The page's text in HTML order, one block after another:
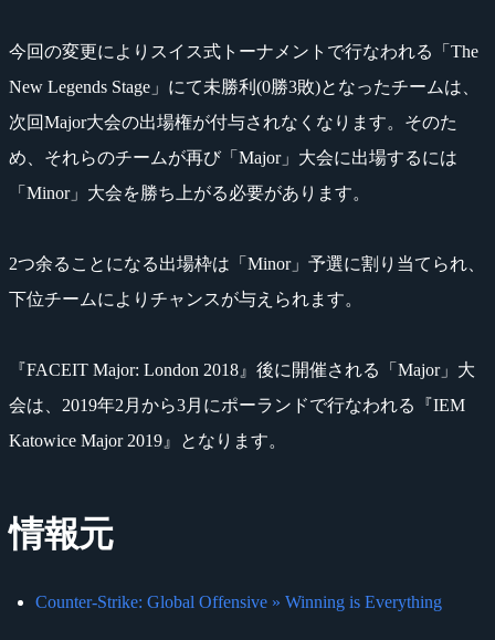
今回の変更によりスイス式トーナメントで行なわれる「The
New Legends Stage」にて未勝利(0勝3敗)となったチームは、
次回Major大会の出場権が付与されなくなります。そのた
め、それらのチームが再び「Major」大会に出場するには
「Minor」大会を勝ち上がる必要があります。
2つ余ることになる出場枠は「Minor」予選に割り当てられ、
下位チームによりチャンスが与えられます。
『FACEIT Major: London 2018』後に開催される「Major」大
会は、2019年2月から3月にポーランドで行なわれる『IEM
Katowice Major 2019』となります。
情報元
Counter-Strike: Global Offensive » Winning is Everything